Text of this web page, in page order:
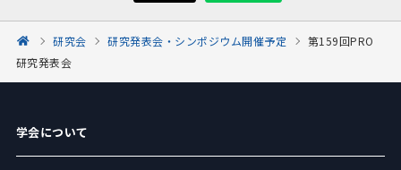
研究会 研究発表会・シンポジウム開催予定
第159回PRO
研究発表会
学会について